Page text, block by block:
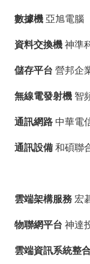
數據機 亞旭電腦
資料交換機 神準
儲存平台 營邦企
無線電發射機 智
通訊網路 中華電
通訊設備 和碩聯
雲端架構服務 宏
物聯網平台 神達
雲端資訊系統整